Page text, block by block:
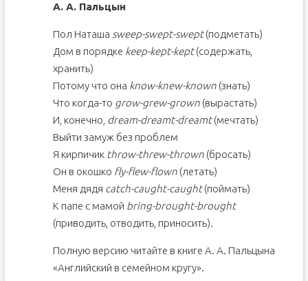
А. А. Пальцын
Пол Наташа sweep-swept-swept(подметать)
Дом в порядке keep-kept-kept(содержать,
хранить)
Потому что она know-knew-known(знать)
Что когда-то grow-grew-grown(вырастать)
И, конечно, dream-dreamt-dreamt(мечтать)
Выйти замуж без проблем
Я кирпичик throw-threw-thrown(бросать)
Он в окошко fly-flew-flown(летать)
Меня дядя catch-caught-caught(поймать)
К папе с мамой bring-brought-brought
(приводить, отводить, приносить).
Полную версию читайте в книге А. А. Пальцына
«Английский в семейном кругу».